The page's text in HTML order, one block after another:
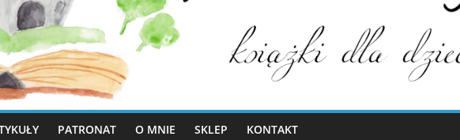
PATRONAT O MNIE SKLEP KONTAKT